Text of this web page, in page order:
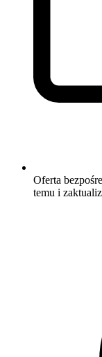
Oferta
temu i